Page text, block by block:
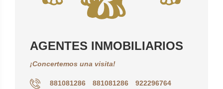
AGENTES INMOBILIARIOS
¡Concertemos una visita!
881081286 881081286
922296764